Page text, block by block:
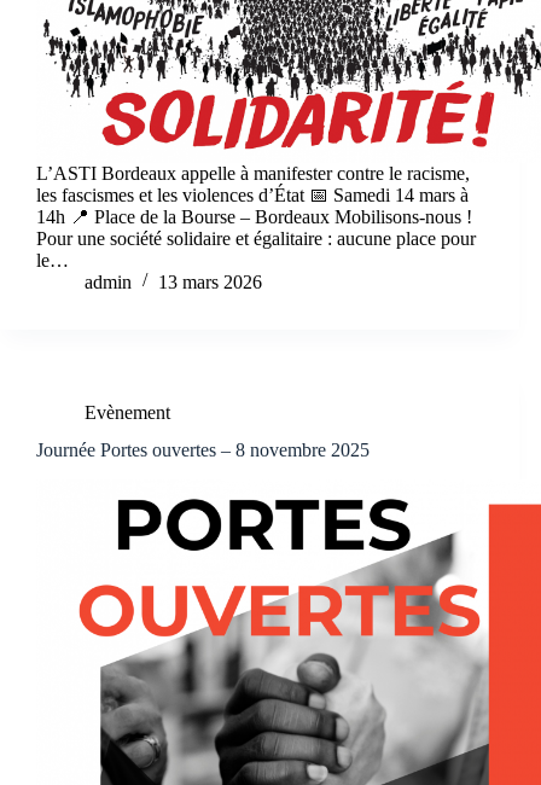
L’ASTI Bordeaux appelle à manifester contre le racisme,
les fascismes et les violences d’État 📅 Samedi 14 mars à
14h 📍 Place de la Bourse – Bordeaux Mobilisons-nous !
Pour une société solidaire et égalitaire : aucune place pour
le…
admin
13 mars 2026
Evènement
Journée Portes ouvertes – 8 novembre 2025